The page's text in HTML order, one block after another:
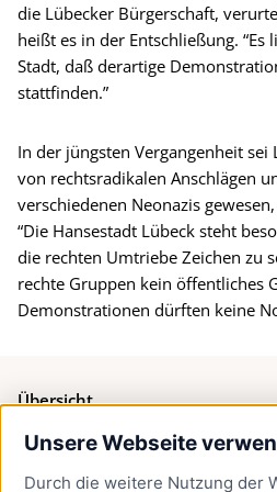
Unsere Webseite
Durch die weitere Nutzung der
die Lübecker Bürgerschaft,
heißt es in der Entschließung. “Es
Stadt, daß derartige
stattfinden.”
In der jüngsten Vergangenheit
von rechtsradikalen Anschlägen
verschiedenen Neonazis
“Die Hansestadt Lübeck steht
die rechten Umtriebe Zeichen zu
rechte Gruppen kein öffentliches
Demonstrationen dürften keine
Übersicht
Bürgerservice
Presse